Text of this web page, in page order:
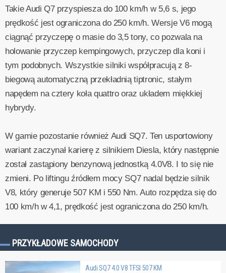
Takie Audi Q7 przyspiesza do 100 km/h w 5,6 s, jego
prędkość jest ograniczona do 250 km/h. Wersje V6 mogą
ciągnąć przyczepę o masie do 3,5 tony, co pozwala na
holowanie przyczep kempingowych, przyczep dla koni i
tym podobnych. Wszystkie silniki współpracują z 8-
biegową automatyczną przekładnią tiptronic, stałym
napędem na cztery koła quattro oraz układem miękkiej
hybrydy.
W gamie pozostanie również Audi SQ7. Ten usportowiony
wariant zaczynał karierę z silnikiem Diesla, który następnie
został zastąpiony benzynową jednostką 4.0V8. I to się nie
zmieni. Po liftingu źródłem mocy SQ7 nadal będzie silnik
V8, który generuje 507 KM i 550 Nm. Auto rozpędza się do
100 km/h w 4,1, prędkość jest ograniczona do 250 km/h.
PRZYKŁADOWE SAMOCHODY
Audi SQ7 4.0 V8 TFSI 507 KM